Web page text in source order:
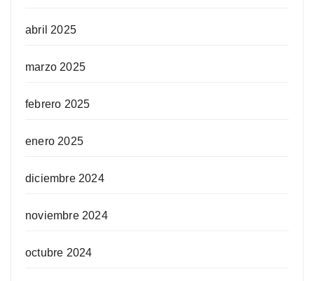
abril 2025
marzo 2025
febrero 2025
enero 2025
diciembre 2024
noviembre 2024
octubre 2024